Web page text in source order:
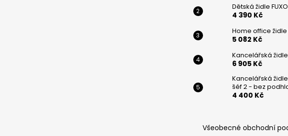
Dětská židle
4 390 Kč
Home office židle
5 082 Kč
Kancelářská židle
6 905 Kč
Kancelářská židle
šéf 2 - bez
4 400 Kč
Všeobecné obchodní